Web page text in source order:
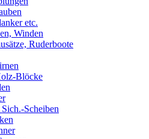
etc.
Winden
Ruderboote
Blöcke
Scheiben